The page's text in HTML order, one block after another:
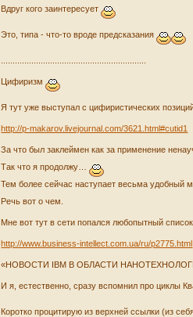
Вдруг кого заинтересует
Это, типа - что-то вроде предсказания
Цифиризм
Я тут уже выступал с цифиристических
http://p-makarov.livejournal.com/3621.html#cutid1
За что был заклеймен как за применение
Так что я продолжу…
Тем более сейчас наступает весьма удобный
Речь вот о чем.
Мне вот тут в сети попался любопытный
http://www.business-intellect.com.ua/ru/p2775.html
«НОВОСТИ IBM В ОБЛАСТИ
И я, естественно, сразу вспомнил про циклы
Коротко процитирую из верхней ссылки (из